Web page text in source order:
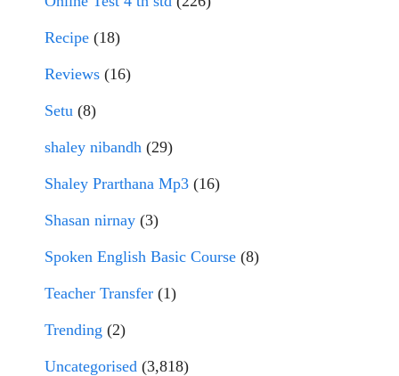
Recipe (18)
Reviews (16)
Setu (8)
shaley nibandh (29)
Shaley Prarthana Mp3 (16)
Shasan nirnay (3)
Spoken English Basic Course (8)
Teacher Transfer (1)
Trending (2)
Uncategorised (3,818)